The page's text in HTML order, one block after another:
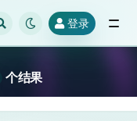
登录
个结果